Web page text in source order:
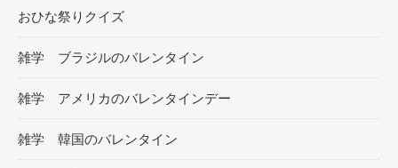
おひな祭りクイズ
雑学 ブラジルのバレンタイン
雑学 アメリカのバレンタインデー
雑学 韓国のバレンタイン